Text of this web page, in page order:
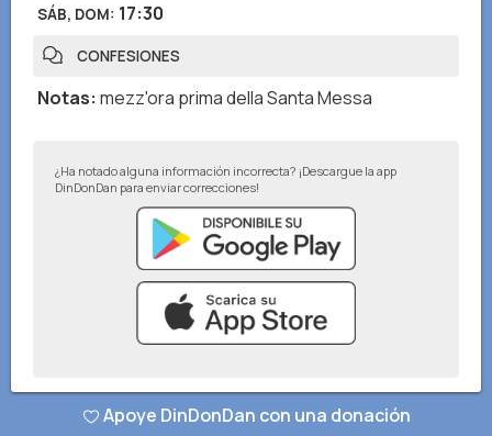
SÁB, DOM: 17:30
CONFESIONES
Notas: mezz'ora prima della Santa Messa
¿Ha notado alguna información incorrecta? ¡Descargue la app
DinDonDan para enviar correcciones!
© DinDonDan App 2026–Política de privacidad –Agrega a tu sitio web
Apoye DinDonDan con una donación